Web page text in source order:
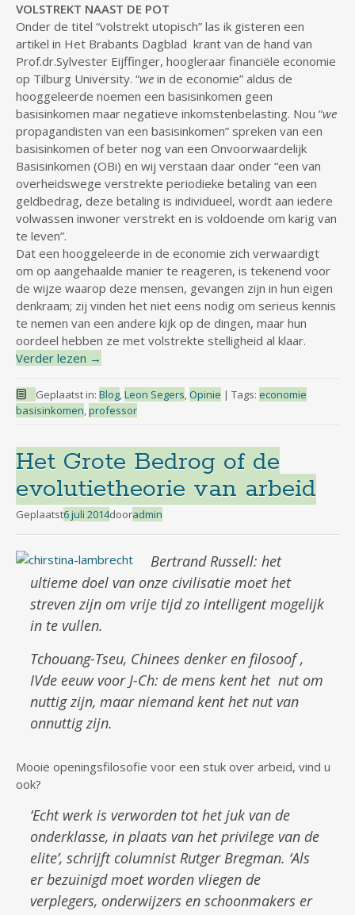
VOLSTREKT NAAST DE POT
Onder de titel “volstrekt utopisch” las ik gisteren een
artikel in Het Brabants Dagblad krant van de hand van
Prof.dr.Sylvester Eijffinger, hoogleraar financiële economie
op Tilburg University. “we in de economie” aldus de
hooggeleerde noemen een basisinkomen geen
basisinkomen maar negatieve inkomstenbelasting. Nou “we
propagandisten van een basisinkomen” spreken van een
basisinkomen of beter nog van een Onvoorwaardelijk
Basisinkomen (OBi) en wij verstaan daar onder “een van
overheidswege verstrekte periodieke betaling van een
geldbedrag, deze betaling is individueel, wordt aan iedere
volwassen inwoner verstrekt en is voldoende om karig van
te leven”.
Dat een hooggeleerde in de economie zich verwaardigt
om op aangehaalde manier te reageren, is tekenend voor
de wijze waarop deze mensen, gevangen zijn in hun eigen
denkraam; zij vinden het niet eens nodig om serieus kennis
te nemen van een andere kijk op de dingen, maar hun
oordeel hebben ze met volstrekte stelligheid al klaar.
Verder lezen →
Geplaatst in: Blog,Leon Segers, Opinie | Tags: economie
basisinkomen,professor
Het Grote Bedrog of de
evolutietheorie van arbeid
Geplaatst6 juli 2014dooradmin
Bertrand Russell: het
ultieme doel van onze civilisatie moet het
streven zijn om vrije tijd zo intelligent mogelijk
in te vullen.
Tchouang-Tseu, Chinees denker en filosoof ,
IVde eeuw voor J-Ch: de mens kent het nut om
nuttig zijn, maar niemand kent het nut van
onnuttig zijn.
Mooie openingsfilosofie voor een stuk over arbeid, vind u
ook?
‘Echt werk is verworden tot het juk van de
onderklasse, in plaats van het privilege van de
elite’, schrijft columnist Rutger Bregman. ‘Als
er bezuinigd moet worden vliegen de
verplegers, onderwijzers en schoonmakers er